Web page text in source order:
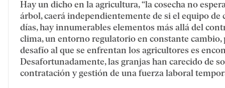
Hay un dicho en la agricultura, “la cosecha no
árbol, caerá independientemente de si el equipo de
días, hay innumerables elementos más allá del
clima, un entorno regulatorio en constante
desafío al que se enfrentan los agricultores es
Desafortunadamente, las granjas han carecido de
contratación y gestión de una fuerza laboral